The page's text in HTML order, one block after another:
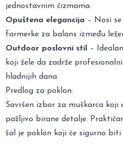
jednostavnim čizmama.
Opuštena elegancija – Nosi
farmerke za balans između
Outdoor poslovni stil
–
koji žele da zadrže
hladnijih dana.
Predlog za poklon:
Savršen izbor za muškarca koji
pažljivo birane detalje.
šal je poklon koji će sigurno biti